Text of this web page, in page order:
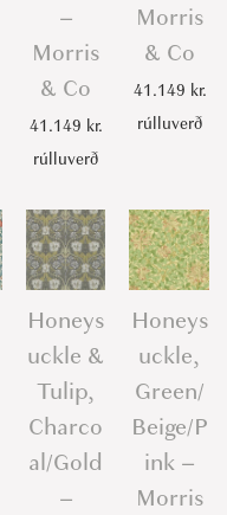
–
Morris
& Co
41.149 kr.
rúlluverð
Morris
& Co
41.149 kr.
rúlluverð
Honeys
uckle &
Tulip,
Charco
al/Gold
–
Honeys
uckle,
Green/
Beige/P
ink –
Morris